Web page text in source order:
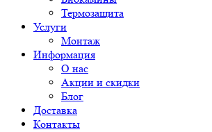
Термозащита
Услуги
Монтаж
Информация
О нас
Акции и скидки
Блог
Доставка
Контакты